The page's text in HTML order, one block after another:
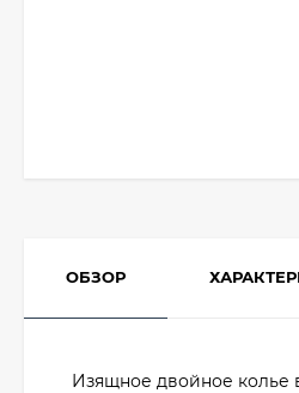
ОБЗОР
Изящное двойное колье